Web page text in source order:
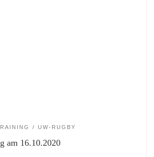
UW-RUGBY
am 16.10.2020